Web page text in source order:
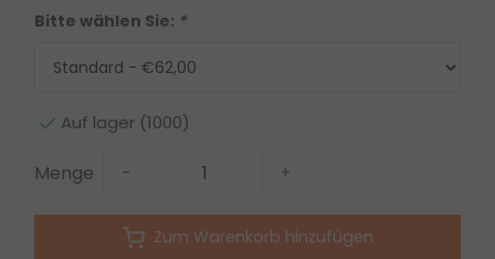
Bitte wählen Sie: *
Auf lager (1000)
Menge - +
Zum Warenkorb hinzufügen